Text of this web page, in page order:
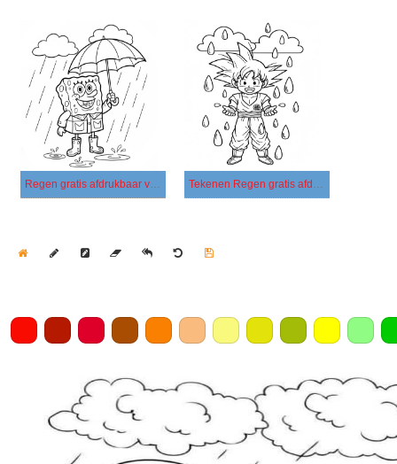
Regen gratis afdrukbaar voor kinderen Tekenen Regen gratis afdrukbaar voor kinderen